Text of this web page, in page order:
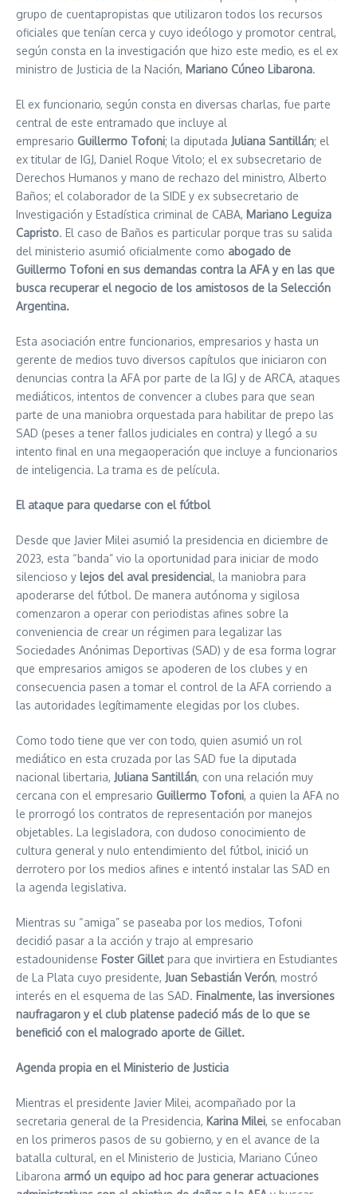
grupo de cuentapropistas que utilizaron todos los recursos
oficiales que tenían cerca y cuyo ideólogo y promotor central,
según consta en la investigación que hizo este medio, es el ex
ministro de Justicia de la Nación, Mariano Cúneo Libarona.
El ex funcionario, según consta en diversas charlas, fue parte
central de este entramado que incluye al
empresario Guillermo Tofoni; la diputada Juliana Santillán; el
ex titular de IGJ, Daniel Roque Vitolo; el ex subsecretario de
Derechos Humanos y mano de rechazo del ministro, Alberto
Baños; el colaborador de la SIDE y ex subsecretario de
Investigación y Estadística criminal de CABA, Mariano Leguiza
Capristo. El caso de Baños es particular porque tras su salida
del ministerio asumió oficialmente como abogado de
Guillermo Tofoni en sus demandas contra la AFA y en las que
busca recuperar el negocio de los amistosos de la Selección
Argentina.
Esta asociación entre funcionarios, empresarios y hasta un
gerente de medios tuvo diversos capítulos que iniciaron con
denuncias contra la AFA por parte de la IGJ y de ARCA, ataques
mediáticos, intentos de convencer a clubes para que sean
parte de una maniobra orquestada para habilitar de prepo las
SAD (peses a tener fallos judiciales en contra) y llegó a su
intento final en una megaoperación que incluye a funcionarios
de inteligencia. La trama es de película.
El ataque para quedarse con el fútbol
Desde que Javier Milei asumió la presidencia en diciembre de
2023, esta “banda” vio la oportunidad para iniciar de modo
silencioso y lejos del aval presidencial, la maniobra para
apoderarse del fútbol. De manera autónoma y sigilosa
comenzaron a operar con periodistas afines sobre la
conveniencia de crear un régimen para legalizar las
Sociedades Anónimas Deportivas (SAD) y de esa forma lograr
que empresarios amigos se apoderen de los clubes y en
consecuencia pasen a tomar el control de la AFA corriendo a
las autoridades legítimamente elegidas por los clubes.
Como todo tiene que ver con todo, quien asumió un rol
mediático en esta cruzada por las SAD fue la diputada
nacional libertaria, Juliana Santillán, con una relación muy
cercana con el empresario Guillermo Tofoni, a quien la AFA no
le prorrogó los contratos de representación por manejos
objetables. La legisladora, con dudoso conocimiento de
cultura general y nulo entendimiento del fútbol, inició un
derrotero por los medios afines e intentó instalar las SAD en
la agenda legislativa.
Mientras su “amiga” se paseaba por los medios, Tofoni
decidió pasar a la acción y trajo al empresario
estadounidense Foster Gillet para que invirtiera en Estudiantes
de La Plata cuyo presidente, Juan Sebastián Verón, mostró
interés en el esquema de las SAD. Finalmente, las inversiones
naufragaron y el club platense padeció más de lo que se
benefició con el malogrado aporte de Gillet.
Agenda propia en el Ministerio de Justicia
Mientras el presidente Javier Milei, acompañado por la
secretaria general de la Presidencia, Karina Milei, se enfocaban
en los primeros pasos de su gobierno, y en el avance de la
batalla cultural, en el Ministerio de Justicia, Mariano Cúneo
Libarona armó un equipo ad hoc para generar actuaciones